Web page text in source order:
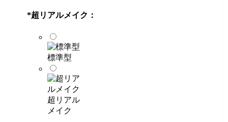
*超リアルメイク：
標準型
超リアル
メイク